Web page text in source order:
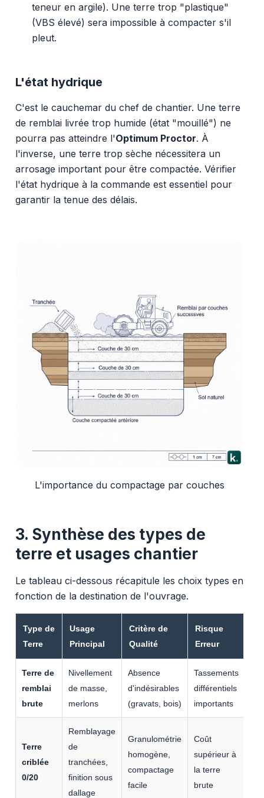
teneur en argile). Une terre trop "plastique"
(VBS élevé) sera impossible à compacter s'il
pleut.
L'état hydrique
C'est le cauchemar du chef de chantier. Une terre
de remblai livrée trop humide (état "mouillé") ne
pourra pas atteindre l'Optimum Proctor. À
l'inverse, une terre trop sèche nécessitera un
arrosage important pour être compactée. Vérifier
l'état hydrique à la commande est essentiel pour
garantir la tenue des délais.
L'importance du compactage par couches
3. Synthèse des types de
terre et usages chantier
Le tableau ci-dessous récapitule les choix types en
fonction de la destination de l'ouvrage.
Type de
Terre
Usage
Principal
Critère de
Qualité
Risque
Erreur
Terre de
remblai
brute
Nivellement
de masse,
merlons
Absence
d'indésirables
(gravats, bois)
Tassements
différentiels
importants
Terre
criblée
0/20
Remblayage
de
tranchées,
finition sous
dallage
Granulométrie
homogène,
compactage
facile
Coût
supérieur à
la terre
brute